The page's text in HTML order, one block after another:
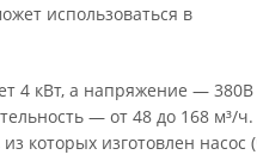
использоваться в
4 кВт, а напряжение — 380В
— от 48 до 168 м³/ч.
которых изготовлен насос